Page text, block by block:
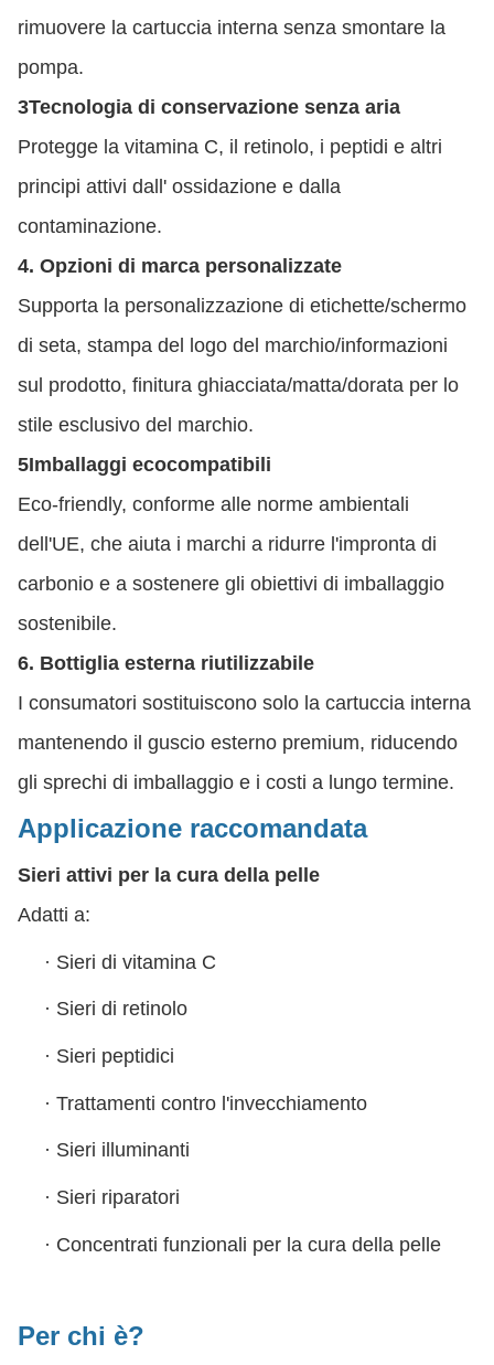
rimuovere la cartuccia interna senza smontare la
pompa.
3Tecnologia di conservazione senza aria
Protegge la vitamina C, il retinolo, i peptidi e altri
principi attivi dall' ossidazione e dalla
contaminazione.
4. Opzioni di marca personalizzate
Supporta la personalizzazione di etichette/schermo
di seta, stampa del logo del marchio/informazioni
sul prodotto, finitura ghiacciata/matta/dorata per lo
stile esclusivo del marchio.
5Imballaggi ecocompatibili
Eco-friendly, conforme alle norme ambientali
dell'UE, che aiuta i marchi a ridurre l'impronta di
carbonio e a sostenere gli obiettivi di imballaggio
sostenibile.
6. Bottiglia esterna riutilizzabile
I consumatori sostituiscono solo la cartuccia interna
mantenendo il guscio esterno premium, riducendo
gli sprechi di imballaggio e i costi a lungo termine.
Applicazione raccomandata
Sieri attivi per la cura della pelle
Adatti a:
· Sieri di vitamina C
· Sieri di retinolo
· Sieri peptidici
· Trattamenti contro l'invecchiamento
· Sieri illuminanti
· Sieri riparatori
· Concentrati funzionali per la cura della pelle
Per chi è?